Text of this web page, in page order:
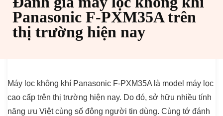
Panasonic F-PXM35A trên
thị trường hiện nay
Máy lọc không khí Panasonic F-PXM35A là model máy lọc
cao cấp trên thị trường hiện nay. Do đó, sở hữu nhiều tính
năng ưu Việt cùng số đông người tin dùng. Cùng tớ đánh